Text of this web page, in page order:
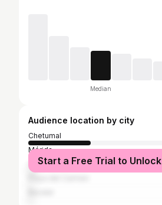
Median
Audience location by city
Chetumal
Mérida
Cancun
Start a Free Trial to Unlock